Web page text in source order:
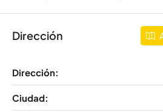
Dirección
Dirección:
Ciudad: